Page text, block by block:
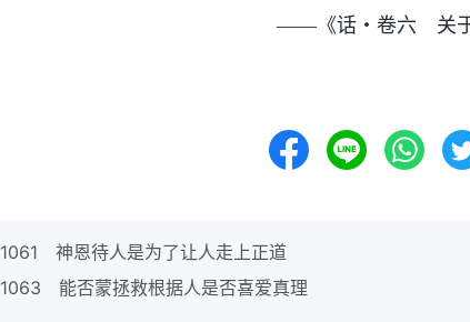
——《话・卷六 关于
1061 神恩待人是为了让人走上正道
1063 能否蒙拯救根据人是否喜爱真理